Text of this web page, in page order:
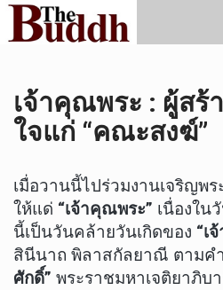
เจ้าคุณพระ : ผู้สร้
ใจแก่ “คณะสงฆ์”
เมื่อวานนี้ไปร่วมงานเจริญพ
ให้แด่ “เจ้าคุณพระ” เนื่องใน
นี้เป็นวันคล้ายวันเกิดของ “เ
สินีนาถ พิลาสกัลยาณี ตามค
ศักดิ์” พระราชมหาเจติยาภิบ